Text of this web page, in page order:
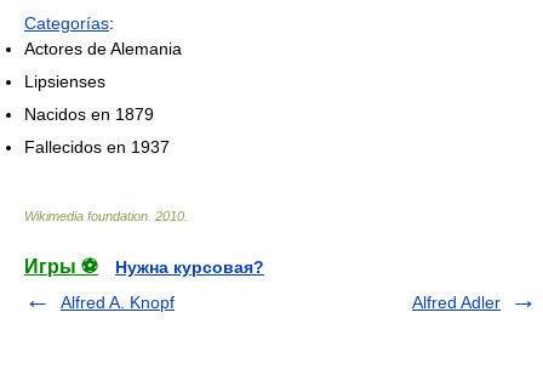
Categorías:
Actores de Alemania
Lipsienses
Nacidos en 1879
Fallecidos en 1937
Wikimedia foundation 2010
Игры ⚽
Нужна курсовая?
Alfred A. Knopf
Alfred Adler